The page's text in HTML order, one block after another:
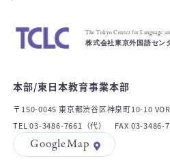
The Tokyo Center for Language
株式会社東京外国語セン
本部/東日本教育事業本部
〒150-0045 東京都渋谷区神泉町10-10
TEL 03-3486-7661（代） FAX 03-3486-
GoogleMap